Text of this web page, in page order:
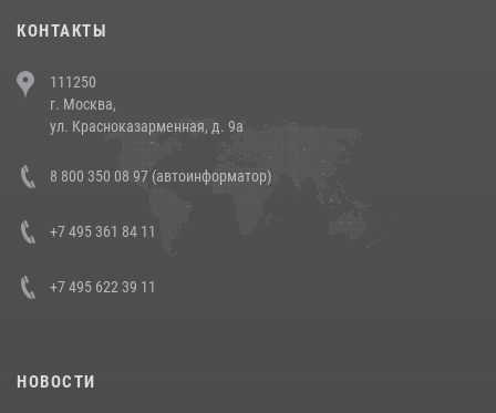
напавших на бригаду скорой помощи (видео)
14 июля 2026, 12:20
В Росгвардии прошла военно-научная конференция по обобщению
боевого опыта
КОНТАКТЫ
111250
г. Москва,
ул. Красноказарменная, д. 9а
8 800 350 08 97 (автоинформатор)
+7 495 361 84 11
+7 495 622 39 11
НОВОСТИ